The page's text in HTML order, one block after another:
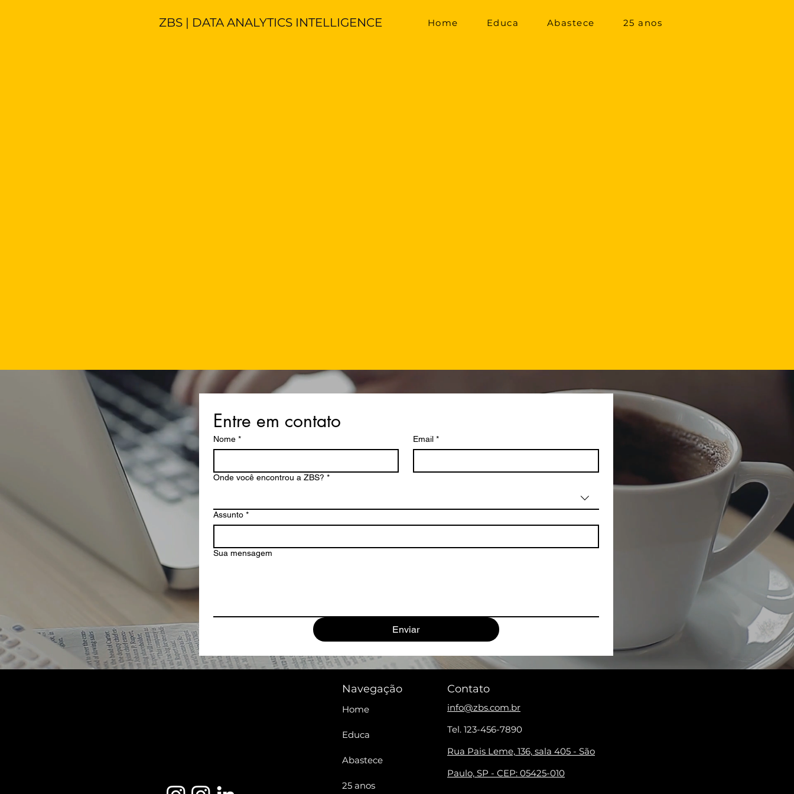
ZBS | DATA ANALYTICS INTELLIGENCE Home Educa Abastece 25 anos
Entre em contato
Nome * Email *
Onde você encontrou a ZBS? *
Assunto *
Sua mensagem
Enviar
Home
Educa
Abastece
25 anos
Navegação
info@zbs.com.br
Tel. 123-456-7890
Rua Pais Leme, 136, sala 405 - São
Paulo, SP - CEP: 05425-010
Contato